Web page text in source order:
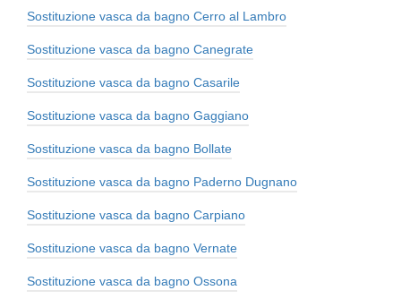
Sostituzione vasca da bagno Cerro al Lambro
Sostituzione vasca da bagno Canegrate
Sostituzione vasca da bagno Casarile
Sostituzione vasca da bagno Gaggiano
Sostituzione vasca da bagno Bollate
Sostituzione vasca da bagno Paderno Dugnano
Sostituzione vasca da bagno Carpiano
Sostituzione vasca da bagno Vernate
Sostituzione vasca da bagno Ossona